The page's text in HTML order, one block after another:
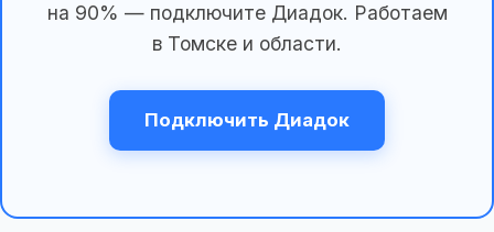
на 90% — подключите Диадок. Работаем
в Томске и области.
Подключить Диадок